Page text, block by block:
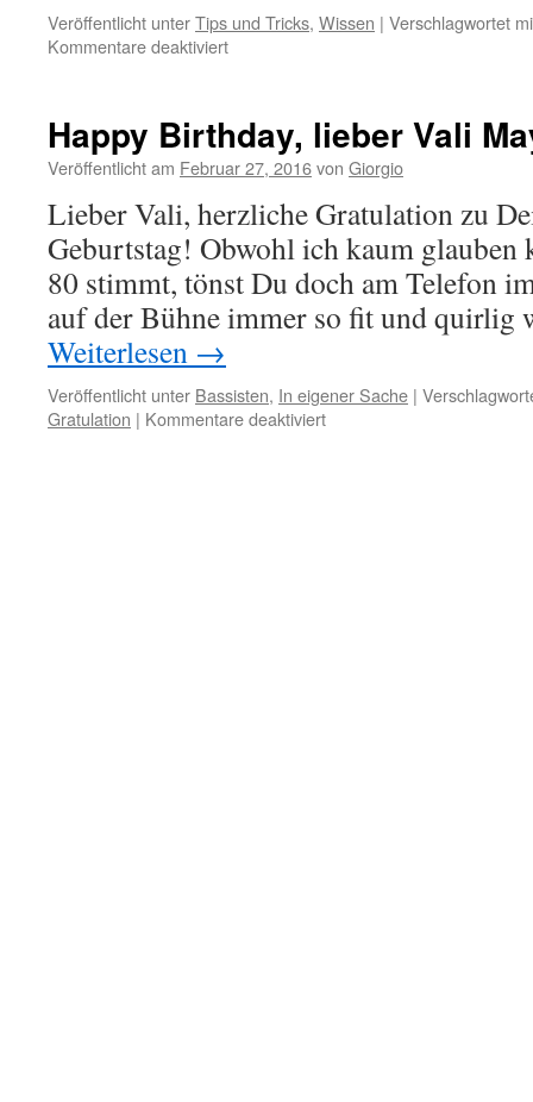
Veröffentlicht unterTips und Tricks, Wissen | Verschlagwortet
Kommentare deaktiviertfür
Syndrom
?!
Happy Birthday, lieber Vali
Veröffentlicht am Februar 27, 2016von Giorgio
Lieber Vali, herzliche Gratulation zu
Geburtstag! Obwohl ich kaum glauben
80 stimmt, tönst Du doch am Telefon
auf der Bühne immer so fit und
Weiterlesen →
Veröffentlicht unter Bassisten, In eigener Sache |
Gratulation | Kommentare deaktiviertfür